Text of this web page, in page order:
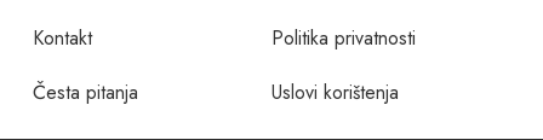
Kontakt
Česta pitanja
Politika privatnosti
Uslovi korištenja